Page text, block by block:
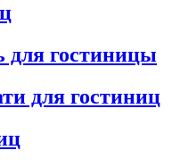
для гостиницы
для гостиниц